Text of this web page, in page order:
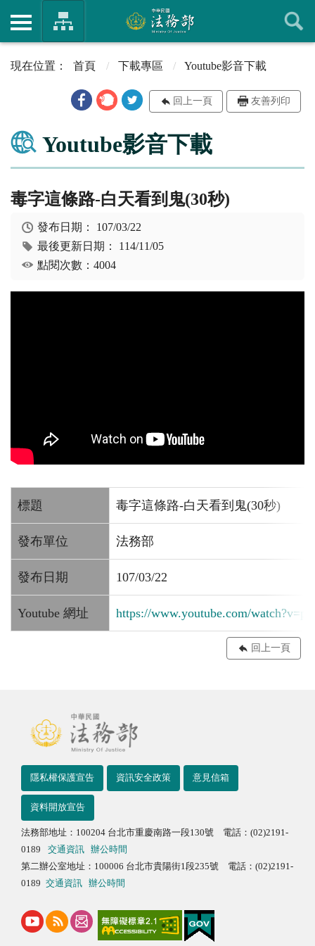
首頁 下載專區 Youtube影音下載
回上一頁 友善列印
Youtube影音下載
毒字這條路-白天看到鬼(30秒)
發布日期： 107/03/22
最後更新日期： 114/11/05
點閱次數：4004
標題 毒字這條路-白天看到鬼(30秒)
發布單位 法務部
發布日期 107/03/22
Youtube 網址 https://www.youtube.com/
回上一頁
隱私權保護宣告 資訊安全政策 意見信箱
資料開放宣告
法務部地址：100204 台北市重慶南路一段130號 電話：(02)2191-
0189
交通資訊
辦公時間
第二辦公室地址：100006 台北市貴陽街1段235號 電話：(02)2191-
0189 交通資訊 辦公時間